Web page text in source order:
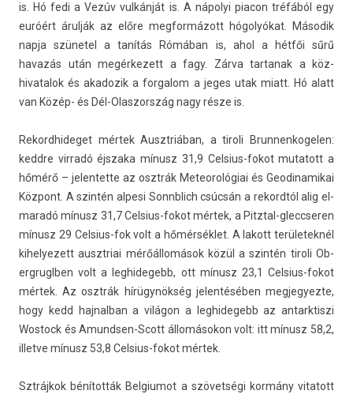
is. Hó fedi a Vezúv vulkánját is. A nápolyi piacon tréfából egy
euróért árulják az előre meg­formázott hógolyókat. Második
napja szünetel a tanítás Rómában is, ahol a hétfői sűrű
havazás után megér­kezett a fagy. Zárva tar­tanak a köz­
hivatalok és akadozik a for­galom a jeges utak miatt. Hó alatt
van Közép- és Dél-Olaszország nagy része is.
Re­kordhideget mértek Ausztriában, a tiroli Brun­nenkogel­en:
keddre vir­radó éjszaka mínusz 31,9 Celsius-fokot mutatott a
hőmérő – jelen­tette az osztrák Meteorológiai és Geodinamikai
Központ. A szintén al­pesi Sonnblich csúcsán a re­kordtól alig el­
maradó mínusz 31,7 Celsius-fokot mértek, a Pitztal-gleccseren
mínusz 29 Celsius-fok volt a hőmérséklet. A lakott területek­nél
kihelyezett ausztriai mérőállomások közül a szintén tiroli Ob­
ergruglb­en volt a leg­hidegebb, ott mínusz 23,1 Celsius-fokot
mértek. Az osztrák hírügynökség jelen­téséb­en meg­jegyez­te,
hogy kedd haj­nalban a világon a leg­hidegebb az an­tarktis­zi
Wos­tock és Amundsen-Scott állomásokon volt: itt mínusz 58,2,
il­let­ve mínusz 53,8 Celsius-fokot mértek.
Sztrájkok bénították Be­lgiumot a szövetségi kormány vitatott